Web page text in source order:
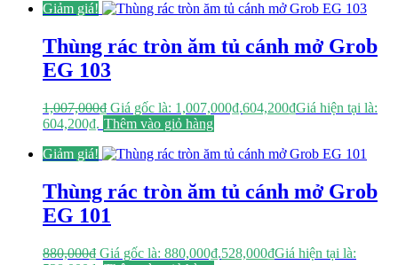
Giảm giá!
Thùng rác tròn ăm tủ cánh mở Grob
EG 103
1,007,000₫ Giá gốc là: 1,007,000₫.604,200₫Giá hiện tại là:
604,200₫. Thêm vào giỏ hàng
Giảm giá!
Thùng rác tròn ăm tủ cánh mở Grob
EG 101
880,000₫ Giá gốc là: 880,000₫.528,000₫Giá hiện tại là: